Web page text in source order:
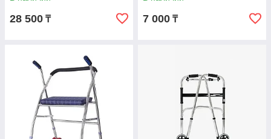
28 500 ₸ 7 000 ₸